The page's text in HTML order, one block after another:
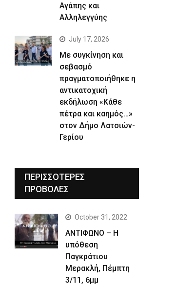
Αγάπης και
Αλληλεγγύης
July 17, 2026
Με συγκίνηση και
σεβασμό
πραγματοποιήθηκε η
αντικατοχική
εκδήλωση «Κάθε
πέτρα και καημός…»
στον Δήμο Λατσιών-
Γερίου
ΠΕΡΙΣΣΟΤΕΡΕΣ
ΠΡΟΒΟΛΕΣ
October 31, 2022
ΑΝΤΙΦΩΝΟ – Η
υπόθεση
Παγκράτιου
Μερακλή, Πέμπτη
3/11, 6μμ